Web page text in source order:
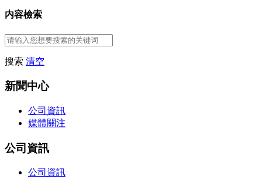
内容檢索
搜索 清空
新聞中心
公司資訊
媒體關注
公司資訊
公司資訊